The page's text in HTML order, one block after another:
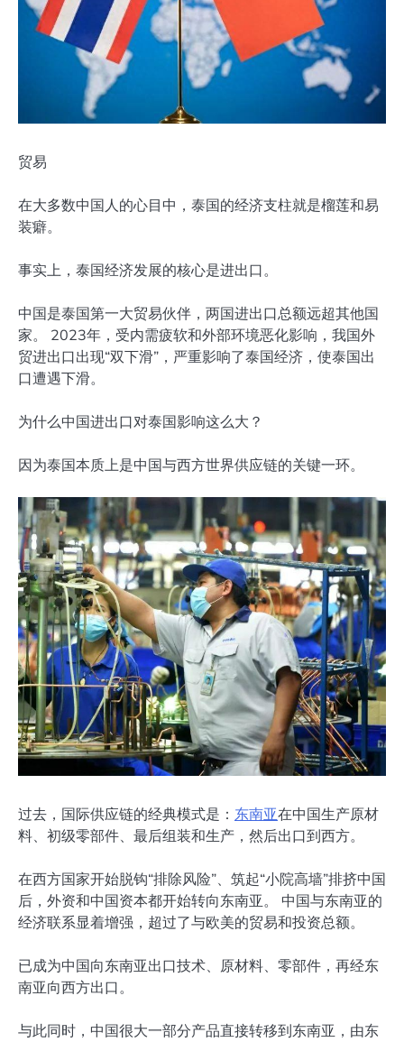
贸易
在大多数中国人的心目中，泰国的经济支柱就是榴莲和易
装癖。
事实上，泰国经济发展的核心是进出口。
中国是泰国第一大贸易伙伴，两国进出口总额远超其他国
家。 2023年，受内需疲软和外部环境恶化影响，我国外
贸进出口出现“双下滑”，严重影响了泰国经济，使泰国出
口遭遇下滑。
为什么中国进出口对泰国影响这么大？
因为泰国本质上是中国与西方世界供应链的关键一环。
过去，国际供应链的经典模式是： 东南亚在中国生产原材
料、初级零部件、最后组装和生产，然后出口到西方。
在西方国家开始脱钩“排除风险”、筑起“小院高墙”排挤中国
后，外资和中国资本都开始转向东南亚。 中国与东南亚的
经济联系显着增强，超过了与欧美的贸易和投资总额。
已成为中国向东南亚出口技术、原材料、零部件，再经东
南亚向西方出口。
与此同时，中国很大一部分产品直接转移到东南亚，由东